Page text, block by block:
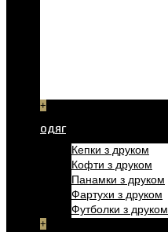
+
ОДЯГ
Кепки з друком
Кофти з друком
Панамки з друком
Фартухи з друком
Футболки з друком
+